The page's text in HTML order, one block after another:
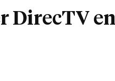
DirecTV en